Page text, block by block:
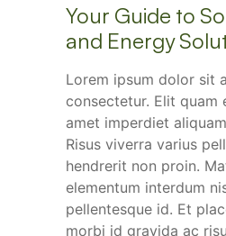
Your Guide to
and Energy
Lorem ipsum dolor sit
consectetur. Elit quam
amet imperdiet
Risus viverra varius
hendrerit non proin.
elementum interdum
pellentesque id. Et
morbi id gravida ac